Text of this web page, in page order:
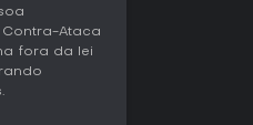
Contra-Ataca
fora da lei